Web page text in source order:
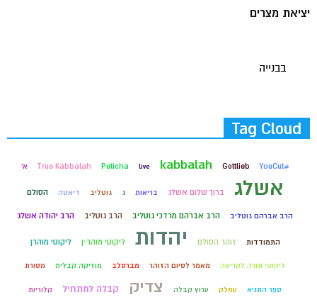
יציאת מצרים
בבנייה
Tag Cloud
#YouCut
Gottlieb
kabbalah
live
Peticha
True Kabbalah א'
אשלג ברוך שלום אשלג בריאות ג גוטליב דיאטה הסולם
הרב אברהם גוטליב הרב אברהם מרדכי גוטליב הרב גוטליב הרב יהודה אשלג
התמודדות זוהר הסולם יהדות ליקוטי מוהר״ן ליקוטי מוהרן
ליקוטי תורה לקריאה מאמר לסיום הזוהר מברסלב מוזיקה קבלית מסורת
ספר התניא עמלק ערוץ קבלה צדיק קבלה למתחיל קלוריות